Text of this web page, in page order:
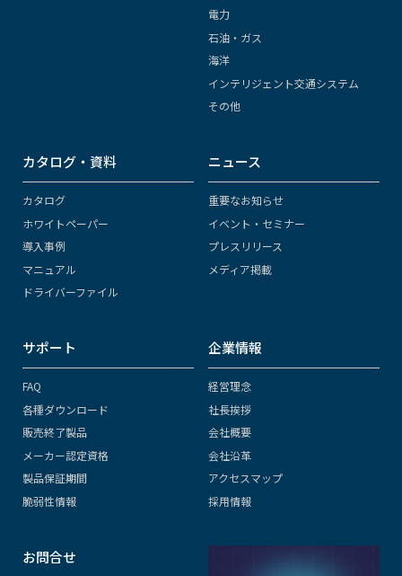
電力
石油・ガス
海洋
インテリジェント交通システム
その他
カタログ・資料
カタログ
ホワイトペーパー
導入事例
マニュアル
ドライバーファイル
ニュース
重要なお知らせ
イベント・セミナー
プレスリリース
メディア掲載
サポート
FAQ
各種ダウンロード
販売終了製品
メーカー認定資格
製品保証期間
脆弱性情報
企業情報
経営理念
社長挨拶
会社概要
会社沿革
アクセスマップ
採用情報
お問合せ